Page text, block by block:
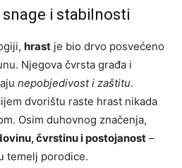
i stabilnosti
hrast je bio drvo posvećeno
Njegova čvrsta građa i
nepobjedivost i zaštitu.
dvorištu raste hrast nikada
Osim duhovnog značenja,
čvrstinu i postojanost –
temelj porodice.